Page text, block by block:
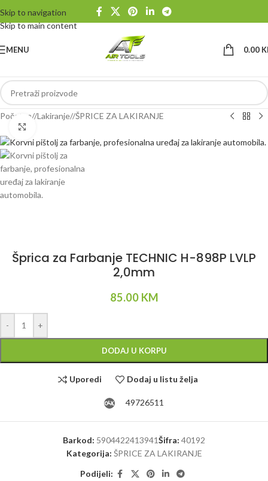
Skip to navigation
Skip to main content
MENU 0.00
Početna/ Lakiranje/ ŠPRICE ZA LAKIRANJE
Šprica za Farbanje TECHNIC H-898P LVLP
2,0mm
85.00 KM
- +
DODAJ U KORPU
Uporedi Dodaj u listu želja
49726511
Barkod: 5904422413941Šifra: 40192
Kategorija: ŠPRICE ZA LAKIRANJE
Podijeli: